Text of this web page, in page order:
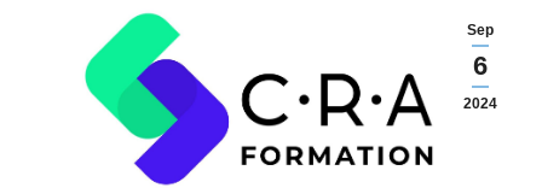
Sep
6
2024